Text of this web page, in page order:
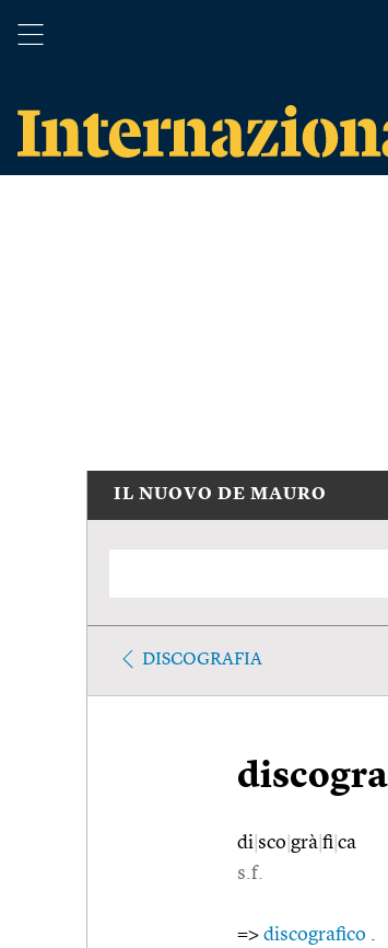
IL NUOVO DE MAURO
DISCOGRAFIA
di sco grà fi ca
s.f.
=> discografico .